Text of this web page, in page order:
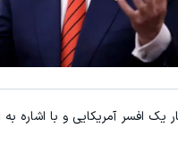
یک افسر آمریکایی و با اشاره